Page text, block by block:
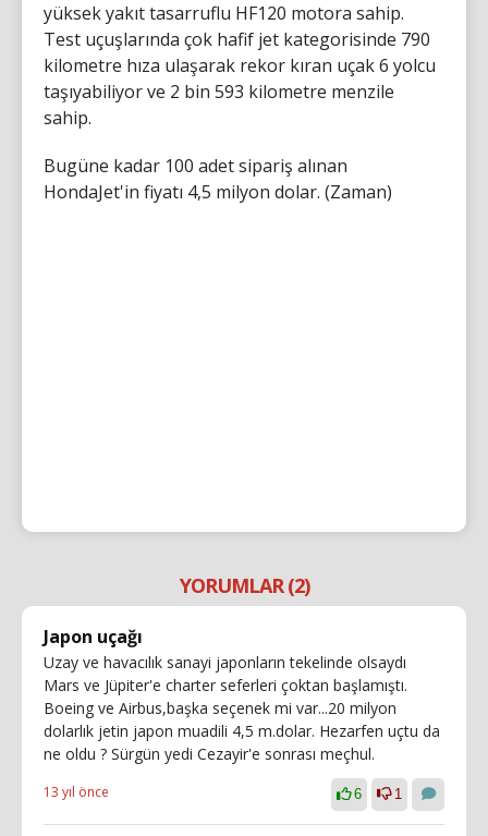
yüksek yakıt tasarruflu HF120 motora sahip.
Test uçuşlarında çok hafif jet kategorisinde 790
kilometre hıza ulaşarak rekor kıran uçak 6 yolcu
taşıyabiliyor ve 2 bin 593 kilometre menzile
sahip.
Bugüne kadar 100 adet sipariş alınan
HondaJet'in fiyatı 4,5 milyon dolar. (Zaman)
YORUMLAR (2)
Japon uçağı
Uzay ve havacılık sanayi japonların tekelinde olsaydı
Mars ve Jüpiter'e charter seferleri çoktan başlamıştı.
Boeing ve Airbus,başka seçenek mi var...20 milyon
dolarlık jetin japon muadili 4,5 m.dolar. Hezarfen uçtu da
ne oldu ? Sürgün yedi Cezayir'e sonrası meçhul.
13 yıl önce 6 1